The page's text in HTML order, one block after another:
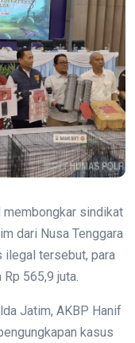
membongkar sindikat
dari Nusa Tenggara
ilegal tersebut, para
565,9 juta.
Jatim, AKBP Hanif
kasus